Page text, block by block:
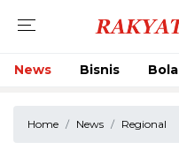
News Bisnis Bola
Home News Regional